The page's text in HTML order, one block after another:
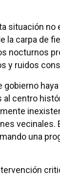
situación no
la carpa de
nocturnos
y ruidos
gobierno
centro
una